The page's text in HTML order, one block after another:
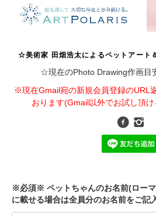
☆美術家 田畑浩太によるペットアート
☆現在のPhoto Drawing作画目
※現在Gmail宛の新規会員登録のURL
おります(Gmail以外でお試し頂
※必須※ ペットちゃんのお名前(ロー
に載せる場合は全員分のお名前をご記